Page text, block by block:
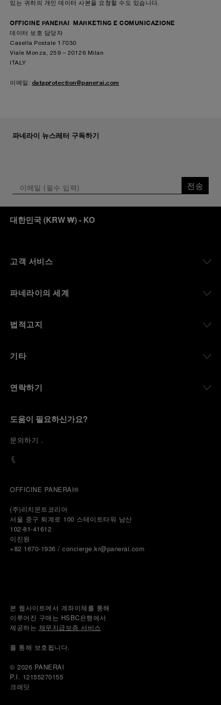
있는 귀하의 개인 데이터 사본을 요청할 수도 있습니다.
OFFICINE PANERAI MARKETING E COMUNICAZIONE
데이터 보호 담당자
Casella Postale 17030
Viale Monza, 259 – 20126 Milan
ITALY
이메일: dataprotection@panerai.com
파네라이 뉴스레터 구독하기
전송
대한민국(KRW ₩)- KO
고객 서비스
파네라이의 세계
법적고지
기타
연락하기
도움이 필요하신가요?
문의하기 .
OFFICINE PANERAI®
(주)리치몬트코리아
서울 중구 퇴계로 100 스테이트타워 남산
102-81-41612
이진원
+82 1670-1936 / concierge.kr@panerai.com
본 웹사이트에서 계좌이체를 통해
이루어진 구매는 HSBC은행에서
제공하는 채무지급보증 서비스
를 통해 보호됩니다.
© 2026 PANERAI
P.I. 12155270155
크레딧